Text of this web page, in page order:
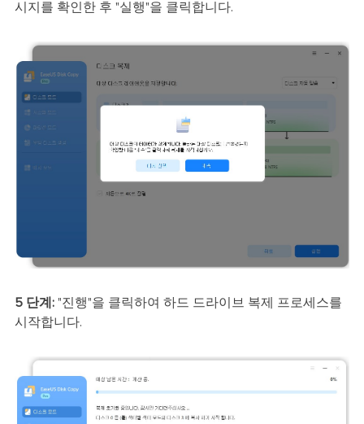
시지를 확인한 후 "실행"을 클릭합니다.
5 단계: "진행"을 클릭하여 하드 드라이브 복제 프로세스를
시작합니다.